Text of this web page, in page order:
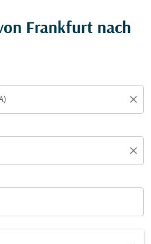
Frankfurt nach
close
close